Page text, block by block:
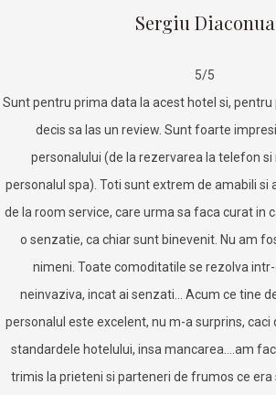
Sergiu Diaconua
5/5
Sunt pentru prima data la acest hotel si,
decis sa las un review. Sunt foarte
personalului (de la rezervarea la telefon si
personalul spa). Toti sunt extrem de amabili si
de la room service, care urma sa faca curat in
o senzatie, ca chiar sunt binevenit. Nu am
nimeni. Toate comoditatile se rezolva
neinvaziva, incat ai senzati… Acum ce tine
personalul este excelent, nu m-a surprins, caci
standardele hotelului, insa mancarea….am
trimis la prieteni si parteneri de frumos ce